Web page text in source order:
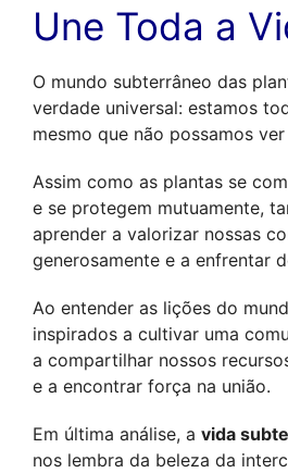
Une Toda a
O mundo subterrâneo das
verdade universal: estamos
mesmo que não possamos
Assim como as plantas se
e se protegem mutuamente,
aprender a valorizar nossas
generosamente e a enfrentar
Ao entender as lições do
inspirados a cultivar uma
a compartilhar nossos
e a encontrar força na união.
Em última análise, a vida
nos lembra da beleza da